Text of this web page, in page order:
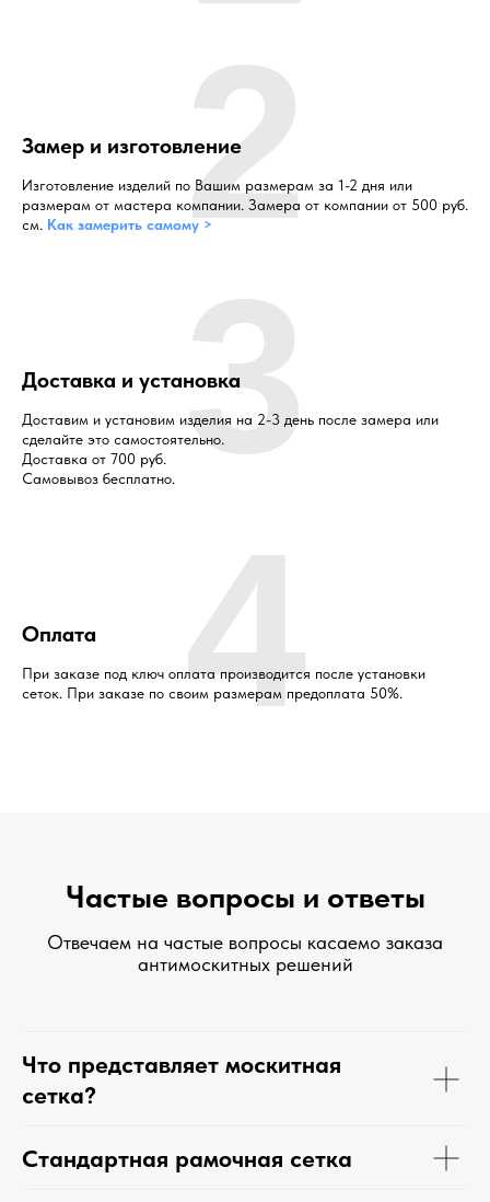
Замер и изготовление
Изготовление изделий по Вашим размерам за 1-2 дня или
размерам от мастера компании. Замера от компании от 500 руб.
см. Как замерить самому >2
Доставка и установка
Доставим и установим изделия на 2-3 день после замера или
сделайте это самостоятельно.
Доставка от 700 руб.
Самовывоз бесплатно. 3
Оплата
При заказе под ключ оплата производится после установки
сеток. При заказе по своим размерам предоплата 50%.
4
Частые вопросы и ответы
Отвечаем на частые вопросы касаемо заказа
антимоскитных решений
Что представляет москитная
сетка?
Стандартная рамочная сетка